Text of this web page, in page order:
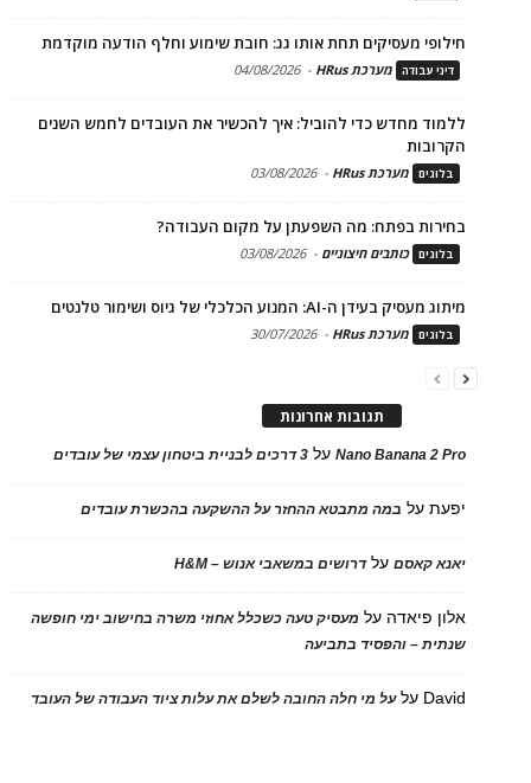
חילופי מעסיקים תחת אותו גג: חובת שימוע וחלף הודעה מוקדמת
דיני עבודה מערכת HRus -
04/08/2026
ללמוד מחדש כדי להוביל: איך להכשיר את העובדים לחמש השנים
הקרובות
בלוגים מערכת HRus -
03/08/2026
בחירות בפתח: מה השפעתן על מקום העבודה?
בלוגים כותבים חיצוניים -
03/08/2026
מיתוג מעסיק בעידן ה-AI: המנוע הכלכלי של גיוס ושימור טלנטים
בלוגים מערכת HRus -
30/07/2026
תגובות אחרונות
Nano Banana 2 Proעל 3 דרכים לבניית ביטחון עצמי של עובדים
יפעתעל במה מתבטא ההחזר על ההשקעה בהכשרת עובדים
יאנא קאסםעלדרושים במשאבי אנוש – H&M
אלון פיאדה על מעסיק טעה כשכלל אחוזי משרה בחישוב ימי חופשה
שנתית – והפסיד בתביעה
David עלעל מי חלה החובה לשלם את עלות ציוד העבודה של העובד